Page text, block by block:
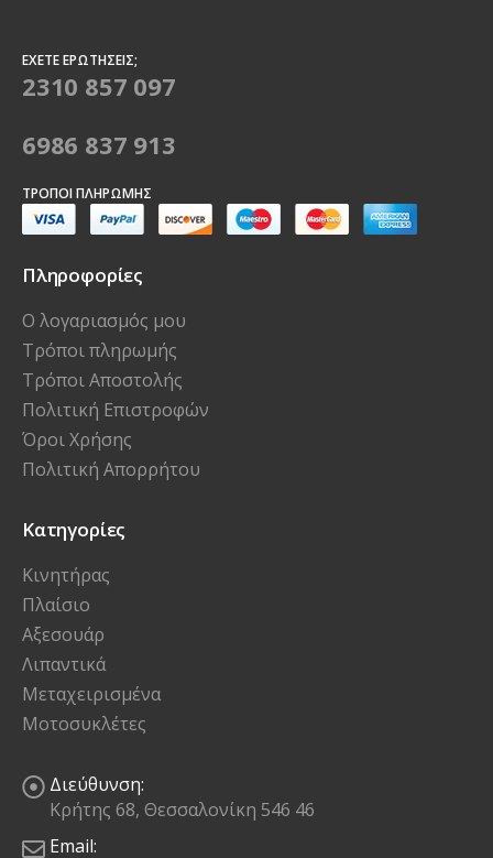
ΈΧΕΤΕ ΕΡΩΤΉΣΕΙΣ;
2310 857 097
6986 837 913
ΤΡΌΠΟΙ ΠΛΗΡΩΜΉΣ
Πληροφορίες
Ο λογαριασμός μου
Τρόποι πληρωμής
Τρόποι Αποστολής
Πολιτική Επιστροφών
Όροι Χρήσης
Πολιτική Απορρήτου
Κατηγορίες
Κινητήρας
Πλαίσιο
Αξεσουάρ
Λιπαντικά
Μεταχειρισμένα
Μοτοσυκλέτες
Διεύθυνση:
Κρήτης 68, Θεσσαλονίκη 546 46
Email: